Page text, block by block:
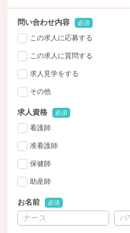
問い合わせ内容 必須
この求人に応募する
この求人に質問する
求人見学をする
その他
求人資格 必須
看護師
准看護師
保健師
助産師
お名前 必須